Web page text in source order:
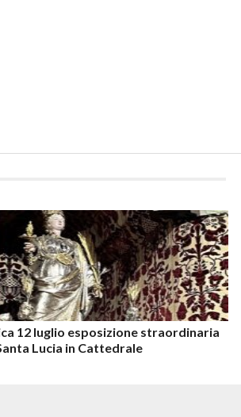
12 luglio esposizione straordinaria
Lucia in Cattedrale